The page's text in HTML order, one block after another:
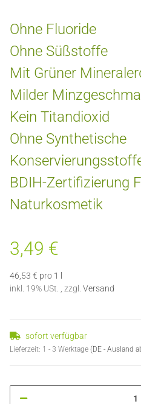
Ohne Fluoride
Ohne Süßstoffe
Mit Grüner
Milder
Kein Titandioxid
Ohne Synthetische
BDIH-Zertifizierung
Naturkosmetik
3,49 €
46,53 € pro 1 l
inkl. 19% USt. , zzgl. Versand
sofort verfügbar
Lieferzeit: 1 - 3 Werktage (DE - Ausland